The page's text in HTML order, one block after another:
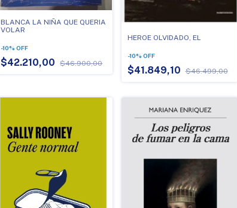
BLANCA LA NIÑA QUE QUERIA
VOLAR
-10%OFF
$42.210,00 $46.900,00
HEROE OLVIDADO, EL
-10% OFF
$41.849,10 $46.499,00